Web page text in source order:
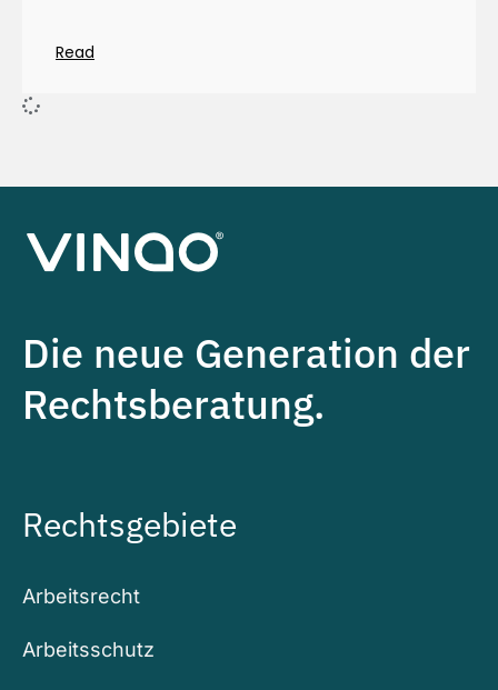
Read
Die neue Generation der
Rechtsberatung.
Rechtsgebiete
Arbeitsrecht
Arbeitsschutz